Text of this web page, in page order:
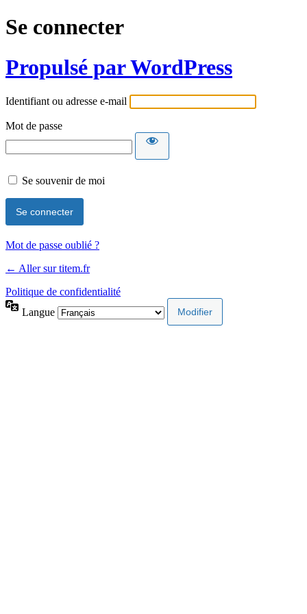
Se connecter
Propulsé par WordPress
Identifiant ou adresse e-mail
Mot de passe
Se souvenir de moi
Mot de passe oublié ?
← Aller sur titem.fr
Politique de confidentialité
Langue